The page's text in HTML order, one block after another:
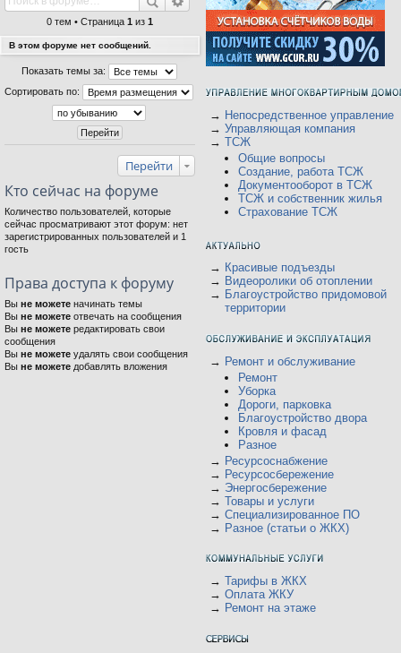
0 тем • Страница 1 из 1
В этом форуме нет сообщений.
Показать темы за:
Сортировать по:
Перейти
Кто сейчас на форуме
Количество пользователей, которые
сейчас просматривают этот форум: нет
зарегистрированных пользователей и 1
гость
Права доступа к форуму
Вы не можете начинать темы
Вы не можете отвечать на сообщения
Вы не можете редактировать свои
сообщения
Вы не можете удалять свои сообщения
Вы не можете добавлять вложения
→ Непосредственное управление
→ Управляющая компания
→ ТСЖ
Общие вопросы
Создание, работа ТСЖ
Документооборот в ТСЖ
ТСЖ и собственник жилья
Страхование ТСЖ
→ Красивые подъезды
→ Видеоролики об отоплении
→ Благоустройство придомовой
территории
→ Ремонт и обслуживание
Ремонт
Уборка
Дороги, парковка
Благоустройство двора
Кровля и фасад
Разное
→ Ресурсоснабжение
→ Ресурсосбережение
→ Энергосбережение
→ Товары и услуги
→ Специализированное ПО
→ Разное (статьи о ЖКХ)
→ Тарифы в ЖКХ
→ Оплата ЖКУ
→ Ремонт на этаже